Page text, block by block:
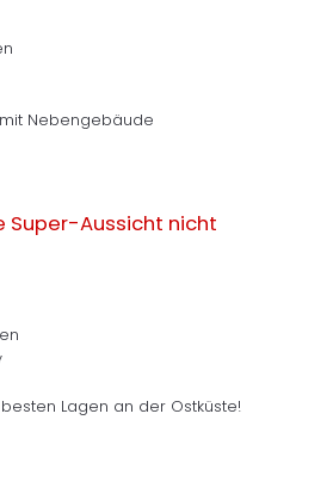
Nebengebäude
Super-Aussicht nicht
Lagen an der Ostküste!